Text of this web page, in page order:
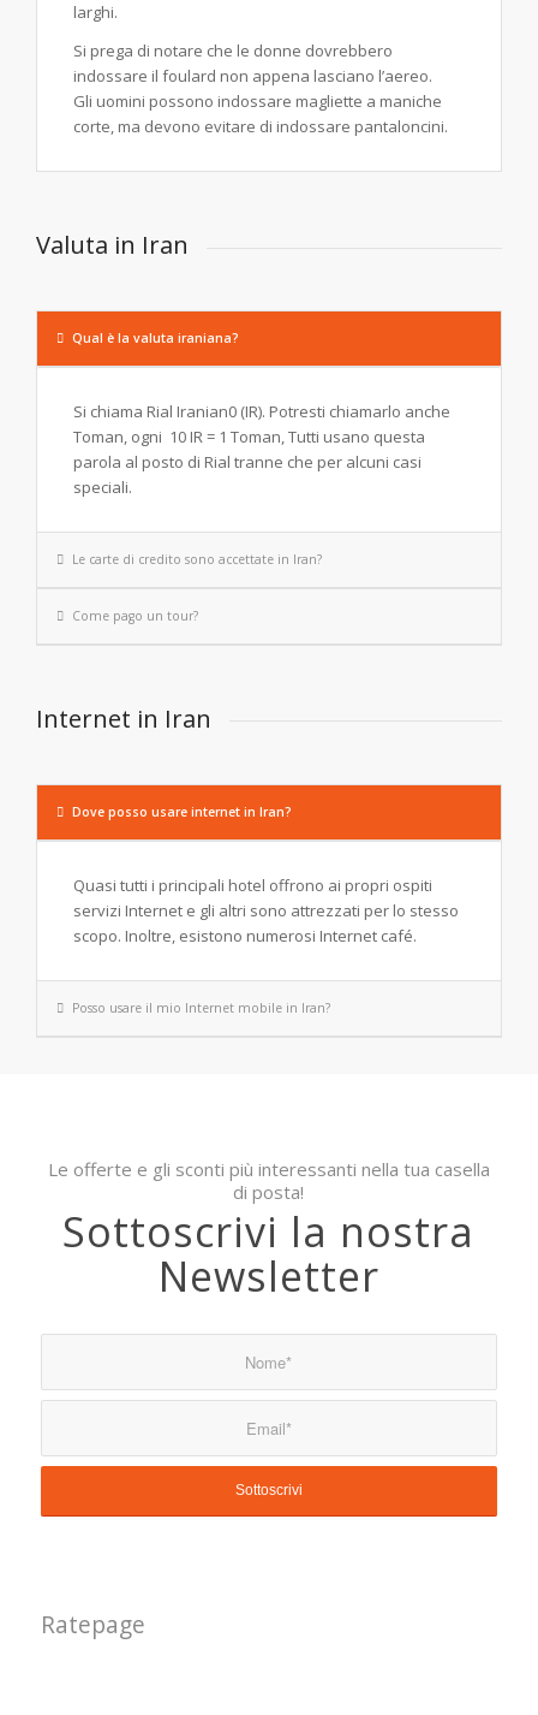
larghi.
Si prega di notare che le donne dovrebbero
indossare il foulard non appena lasciano l’aereo.
Gli uomini possono indossare magliette a maniche
corte, ma devono evitare di indossare pantaloncini.
Valuta in Iran
Qual è la valuta iraniana?
Si chiama Rial Iranian0 (IR). Potresti chiamarlo anche
Toman, ogni 10 IR = 1 Toman, Tutti usano questa
parola al posto di Rial tranne che per alcuni casi
speciali.
Le carte di credito sono accettate in Iran?
Come pago un tour?
Internet in Iran
Dove posso usare internet in Iran?
Quasi tutti i principali hotel offrono ai propri ospiti
servizi Internet e gli altri sono attrezzati per lo stesso
scopo. Inoltre, esistono numerosi Internet café.
Posso usare il mio Internet mobile in Iran?
Le offerte e gli sconti più interessanti nella tua casella
di posta!
Sottoscrivi la nostra
Newsletter
Ratepage